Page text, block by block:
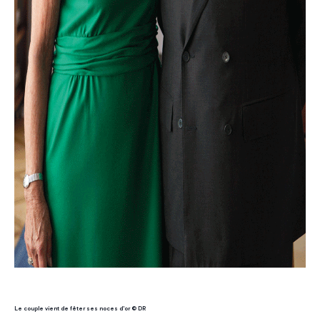
Le couple vient de fêter ses noces d'or © DR